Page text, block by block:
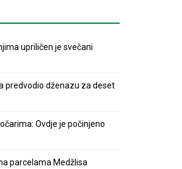
upriličen je svečani
predvodio dženazu za deset
Ovdje je počinjeno
parcelama Medžlisa